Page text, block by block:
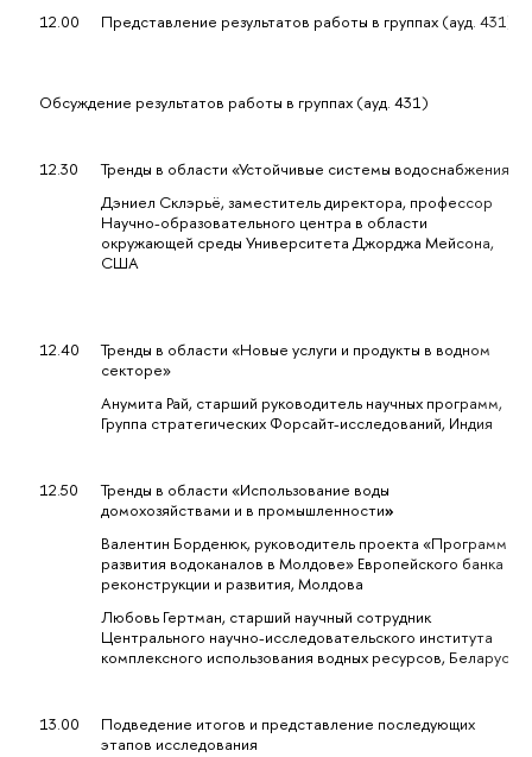
12.00
Представление результатов работы в группах (ауд. 431)
Обсуждение результатов работы в группах (ауд. 431)
12.30
Тренды в области «Устойчивые системы водоснабжения»
Дэниел Склэрьё, заместитель директора, профессор
Научно-образовательного центра в области
окружающей среды Университета Джорджа Мейсона,
США
12.40
Тренды в области «Новые услуги и продукты в водном
секторе»
Анумита Рай, старший руководитель научных программ,
Группа стратегических Форсайт-исследований, Индия
12.50
Тренды в области «Использование воды
домохозяйствами и в промышленности»
Валентин Борденюк, руководитель проекта «Программа
развития водоканалов в Молдове» Европейского банка
реконструкции и развития, Молдова
Любовь Гертман, старший научный сотрудник
Центрального научно-исследовательского института
комплексного использования водных ресурсов, Беларусь
13.00
Подведение итогов и представление последующих
этапов исследования